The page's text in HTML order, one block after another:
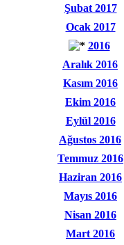
Şubat 2017
Ocak 2017
2016
Aralık 2016
Kasım 2016
Ekim 2016
Eylül 2016
Ağustos 2016
Temmuz 2016
Haziran 2016
Mayıs 2016
Nisan 2016
Mart 2016